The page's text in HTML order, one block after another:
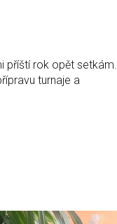
příští rok opět setkám.
turnaje a